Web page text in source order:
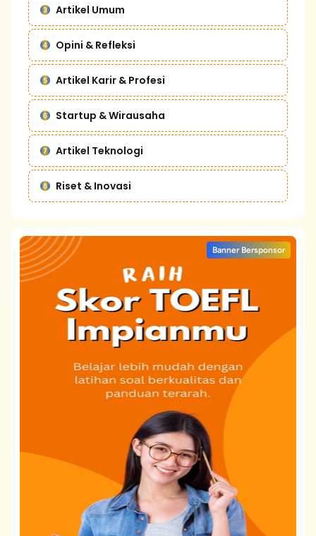
Artikel Umum
Opini & Refleksi
Artikel Karir & Profesi
Startup & Wirausaha
Artikel Teknologi
Riset & Inovasi
Banner Bersponsor